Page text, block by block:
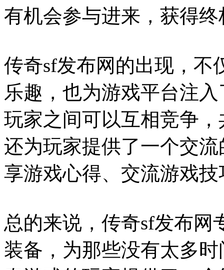
有机会参与进来，获得
传奇sf发布网的出现，不
乐趣，也为游戏平台注
玩家之间可以互相竞争
还为玩家提供了一个交
享游戏心得、交流游戏
总的来说，传奇sf发布网
装备，为那些没有太多